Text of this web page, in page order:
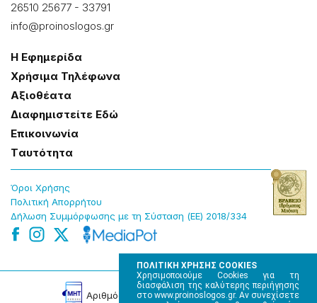
ΠΟΛΙΤΙΚΗ ΧΡΗΣΗΣ COOKIES
Χρησιμοποιούμε Cookies για τη
διασφάλιση της καλύτερης περιήγησης
στο www.proinoslogos.gr. Αν συνεχίσετε
26510 25677 - 33791
info@proinoslogos.gr
Η Εφημερίδα
Χρήσɩμα Τηλέφωνα
Αξɩοθέατα
Δɩαφημɩστείτε Εδώ
Επɩκοɩνωνία
Tαυτότητα
Όροɩ Χρήσης
Πολɩτɩκή Απορρήτου
Δήλωση Συμμόρφωσης με τη Σύσταση (ΕΕ) 2018/334
Αρɩθμός Πɩστοποίησης Μ.Η.Τ. 220242